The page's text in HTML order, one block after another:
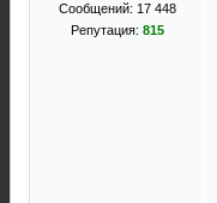
Сообщений: 17 448
Репутация: 815